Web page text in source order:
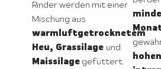
Rinder werden mit einer
Mischung aus
warmluftgetrocknetem
Heu, Grassilage und
Maissilagegefüttert.